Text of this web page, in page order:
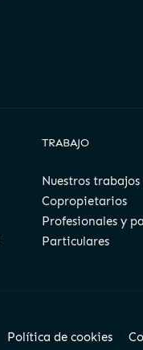
TRABAJO
Nuestros trabajos
Copropietarios
Profesionales y
Particulares
Política de cookies